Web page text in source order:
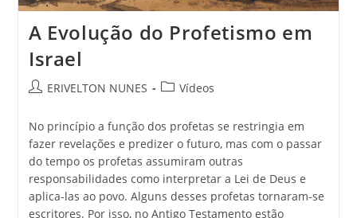
A Evolução do Profetismo em
Israel
ERIVELTON NUNES Vídeos
No princípio a função dos profetas se restringia em
fazer revelações e predizer o futuro, mas com o passar
do tempo os profetas assumiram outras
responsabilidades como interpretar a Lei de Deus e
aplica-las ao povo. Alguns desses profetas tornaram-se
escritores. Por isso, no Antigo Testamento estão